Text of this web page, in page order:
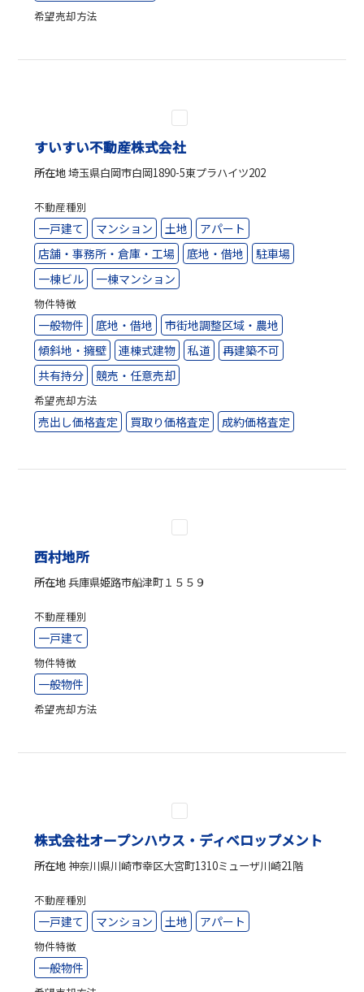
希望売却方法
すいすい不動産株式会社
所在地埼玉県白岡市白岡1890-5東プラハイツ202
不動産種別
一戸建て マンション 土地
アパート
店舗・事務所・倉庫・工場
底地・借地
駐車場
一棟ビル
一棟マンション
物件特徴
一般物件 底地・借地
市街地調整区域・農地
傾斜地・擁壁
連棟式建物 私道
再建築不可
共有持分
競売・任意売却
希望売却方法
売出し価格査定 買取り価格査定 成約価格査定
西村地所
所在地兵庫県姫路市船津町１５５９
不動産種別
一戸建て
物件特徴
一般物件
希望売却方法
株式会社オープンハウス・ディベロップメント
所在地 神奈川県川崎市幸区大宮町1310ミューザ川崎21階
不動産種別
一戸建て マンション 土地 アパート
物件特徴
一般物件